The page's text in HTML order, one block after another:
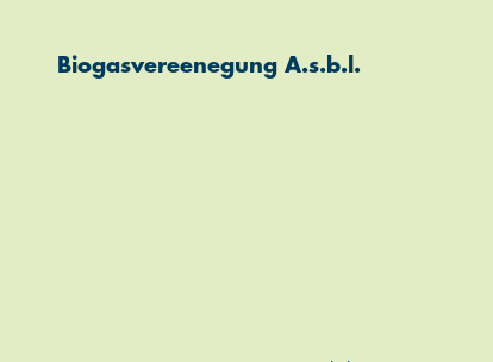
Biogasvereenegung A.s.b.l.